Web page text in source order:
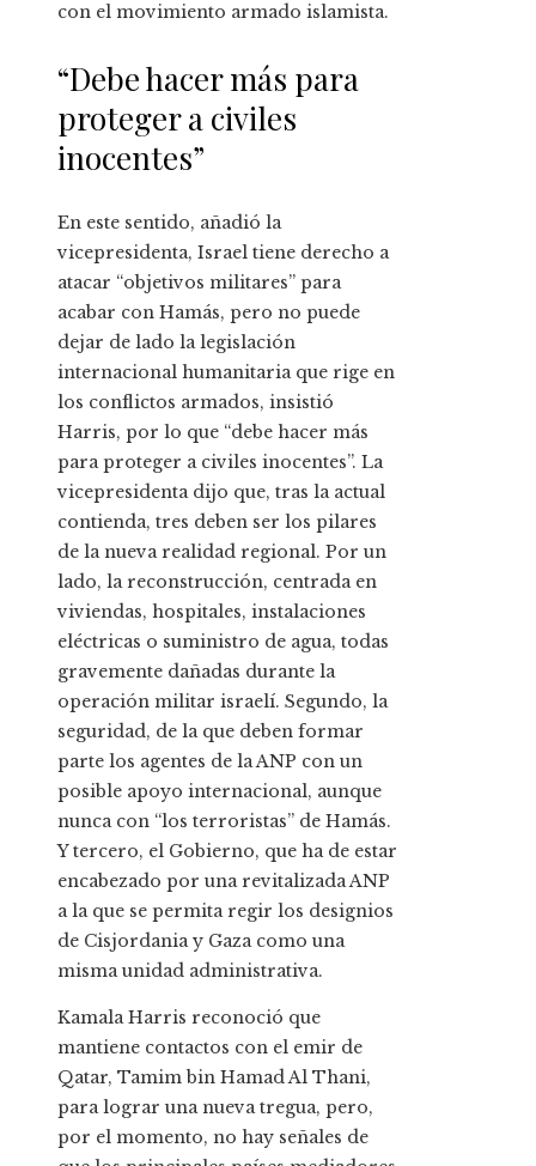
con el movimiento armado islamista.
“Debe hacer más para
proteger a civiles
inocentes”
En este sentido, añadió la
vicepresidenta, Israel tiene derecho a
atacar “objetivos militares” para
acabar con Hamás, pero no puede
dejar de lado la legislación
internacional humanitaria que rige en
los conflictos armados, insistió
Harris, por lo que “debe hacer más
para proteger a civiles inocentes”. La
vicepresidenta dijo que, tras la actual
contienda, tres deben ser los pilares
de la nueva realidad regional. Por un
lado, la reconstrucción, centrada en
viviendas, hospitales, instalaciones
eléctricas o suministro de agua, todas
gravemente dañadas durante la
operación militar israelí. Segundo, la
seguridad, de la que deben formar
parte los agentes de la ANP con un
posible apoyo internacional, aunque
nunca con “los terroristas” de Hamás.
Y tercero, el Gobierno, que ha de estar
encabezado por una revitalizada ANP
a la que se permita regir los designios
de Cisjordania y Gaza como una
misma unidad administrativa.
Kamala Harris reconoció que
mantiene contactos con el emir de
Qatar, Tamim bin Hamad Al Thani,
para lograr una nueva tregua, pero,
por el momento, no hay señales de